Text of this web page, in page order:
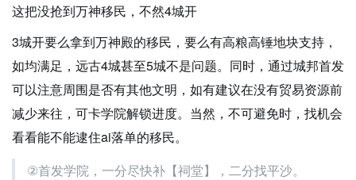
这把没抢到万神移民，不然4城开
3城开要么拿到万神殿的移民，要么有高粮高锤地块支持，
如均满足，远古4城甚至5城不是问题。同时，通过城邦首发
可以注意周围是否有其他文明，如有建议在没有贸易资源前
减少来往，可卡学院解锁进度。当然，不可避免时，找机会
看看能不能逮住ai落单的移民。
②首发学院，一分尽快补【祠堂】，二分找平沙。